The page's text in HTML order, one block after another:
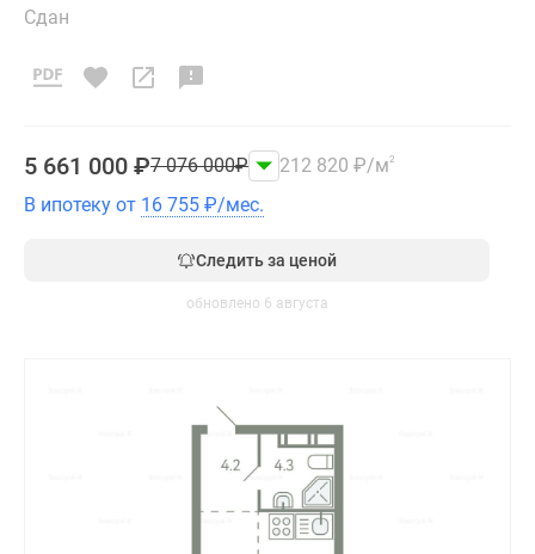
Сдан
5 661 000 ₽7 076 000₽ 212 820 ₽/м2
В ипотеку от 16 755 ₽/мес.
Следить за ценой
обновлено 6 августа